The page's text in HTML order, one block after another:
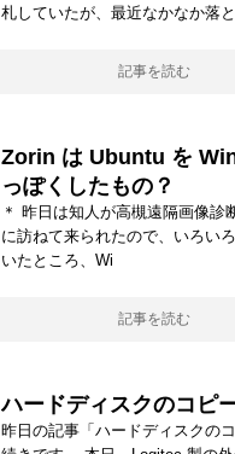
札していたが、最近なかなか落
記事を読む
Zorin は Ubuntu を
っぽくしたもの？
＊ 昨日は知人が高槻遠隔画像診
に訪ねて来られたので、いろい
いたところ、Wi
記事を読む
ハードディスクのコピ
昨日の記事「ハードディスクの